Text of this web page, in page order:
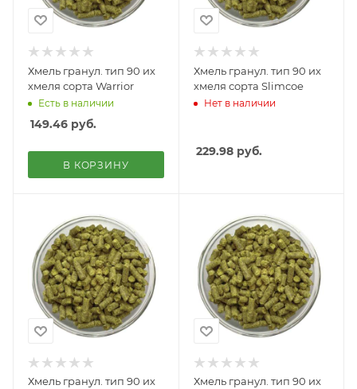
Хмель гранул. тип 90 их
хмеля сорта Warrior
Есть в наличии
149.46 руб.
В КОРЗИНУ
Хмель гранул. тип 90 их
хмеля сорта Slimcoe
Нет в наличии
229.98руб.
Хмель гранул. тип 90 их
Хмель гранул. тип 90 их